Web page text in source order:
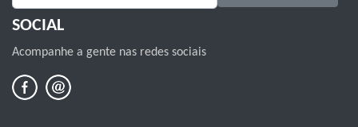
SOCIAL
Acompanhe a gente nas redes sociais